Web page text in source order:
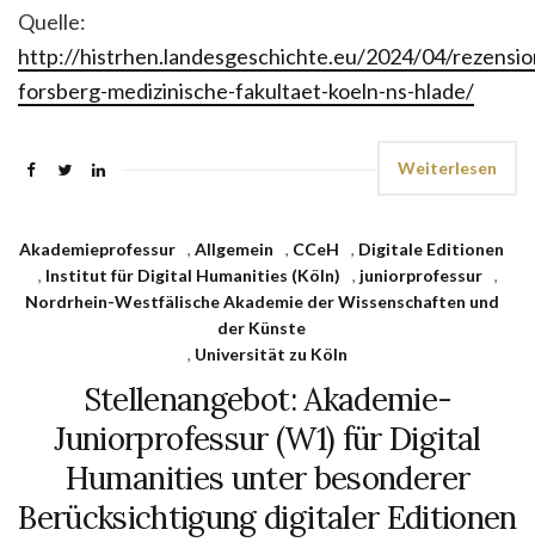
Quelle:
http://histrhen.landesgeschichte.eu/2024/04/
forsberg-medizinische-fakultaet-koeln-ns-hlade/
Weiterlesen
Akademieprofessur , Allgemein , CCeH , Digitale Editionen
, Institut für Digital Humanities (Köln) , juniorprofessur
,
Nordrhein-Westfälische Akademie der Wissenschaften und
der Künste
, Universität zu Köln
Stellenangebot: Akademie-
Juniorprofessur (W1) für Digital
Humanities unter besonderer
Berücksichtigung digitaler Editionen